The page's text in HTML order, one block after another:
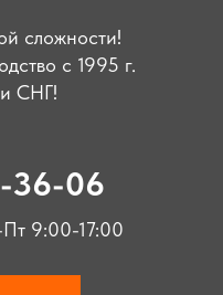
сложности!
с 1995 г.
СНГ!
36-06
9:00-17:00